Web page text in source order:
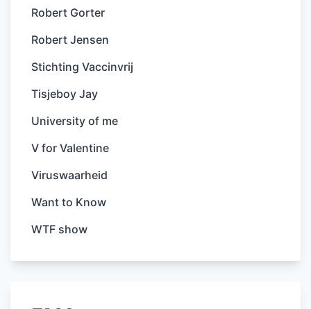
Robert Gorter
Robert Jensen
Stichting Vaccinvrij
Tisjeboy Jay
University of me
V for Valentine
Viruswaarheid
Want to Know
WTF show